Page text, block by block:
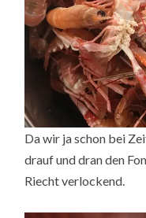
Da wir ja schon bei
drauf und dran den
Riecht verlockend.